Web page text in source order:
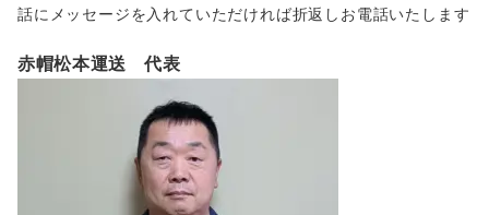
話にメッセージを入れていただければ折返しお電話いたします
赤帽松本運送 代表